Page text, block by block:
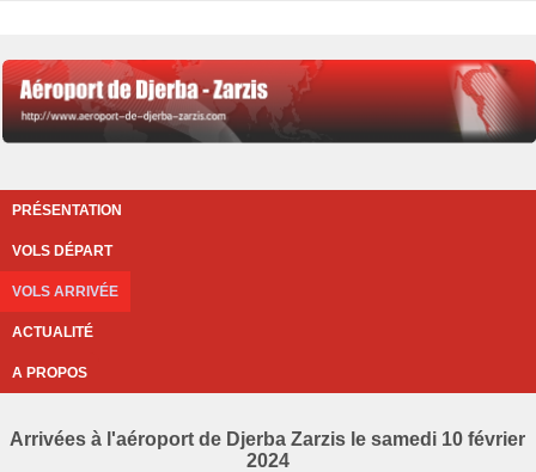
PRÉSENTATION
VOLS DÉPART
VOLS ARRIVÉE
ACTUALITÉ
A PROPOS
Arrivées à l'aéroport de Djerba Zarzis le samedi 10 février
2024